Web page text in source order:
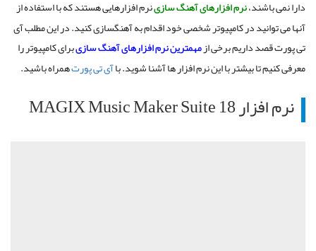
دارا نمی باشند،نرم افزارهای آهنگ سازینرم‌ افزارهایی هستند که با استفاده از
آنها می توانید در کامپیوتر شخصی خود اقدام به آهنگسازی کنید. در این مطلب آی
تی پورت قصد داریم برخی ازمهمتریننرم افزارهای آهنگ سازیبرای کامپیوتر را
معرفی کنیم تا بیشتر با این نرم افزار ها آشنا شوید. باآی تی پورتهمراه باشید.
نرم افزار MAGIX Music Maker Suite 18